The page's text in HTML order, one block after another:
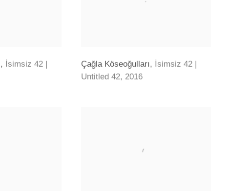
, İsimsiz 42 |
Çağla Köseoğulları, İsimsiz 42 |
Untitled 42, 2016